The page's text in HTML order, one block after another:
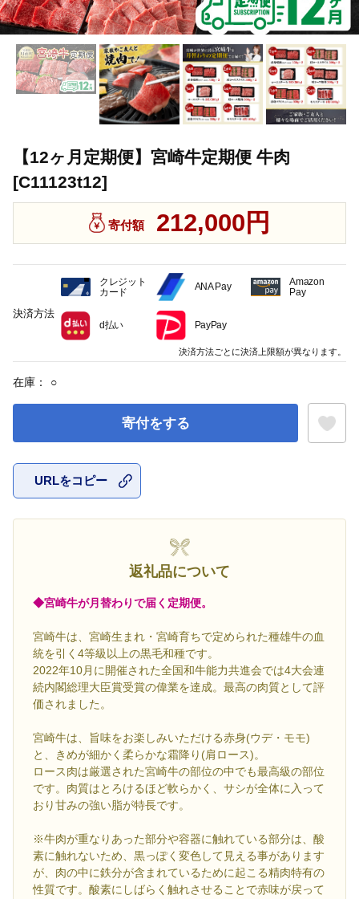
【12ヶ月定期便】宮崎牛定期便 牛肉
[C11123t12]
寄付額 212,000円
在庫： ○
寄付をする
URLをコピー
返礼品について
◆宮崎牛が月替わりで届く定期便。
宮崎牛は、宮崎生まれ・宮崎育ちで定められた種雄牛の血
統を引く4等級以上の黒毛和種です。
2022年10月に開催された全国和牛能力共進会では4大会連
続内閣総理大臣賞受賞の偉業を達成。最高の肉質として評
価されました。
宮崎牛は、旨味をお楽しみいただける赤身(ウデ・モモ)
と、きめが細かく柔らかな霜降り(肩ロース)。
ロース肉は厳選された宮崎牛の部位の中でも最高級の部位
です。肉質はとろけるほど軟らかく、サシが全体に入って
おり甘みの強い脂が特長です。
※牛肉が重なりあった部分や容器に触れている部分は、酸
素に触れないため、黒っぽく変色して見える事があります
が、肉の中に鉄分が含まれているために起こる精肉特有の
性質です。酸素にしばらく触れさせることで赤味が戻って
決済方法
クレジット
カード
ANA Pay
Amazon
Pay
d払い PayPay
決済方法ごとに決済上限額が異なります。